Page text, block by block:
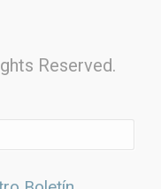
Reserved.